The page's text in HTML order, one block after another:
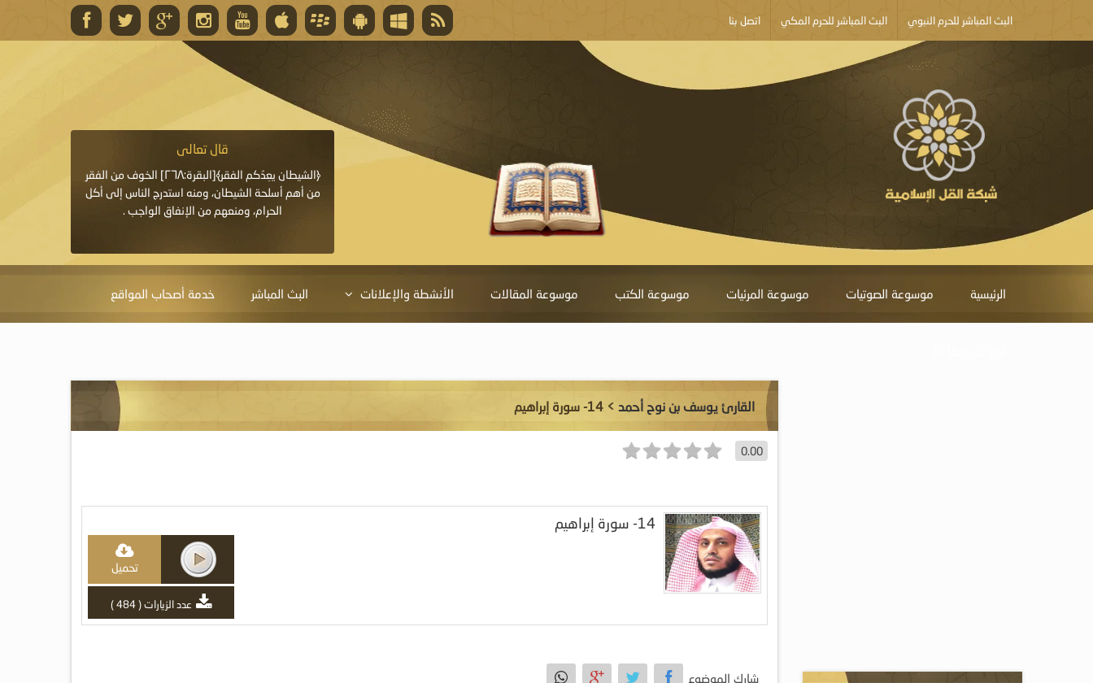
البث المباشر للحرم النبوي البث المباشر للحرم المكي اتصل بنا
قال تعالى
المغفرة لأنها أغلى جائزة، وهي مفتاح باب العطايا التي
قال تعالى
﴿الشيطان يعِدُكم الفقر﴾[البقرة:٢٦٨] الخوف من الفقر
من أهم أسلحة الشيطان، ومنه استدرج الناس إلى أكل
الحرام، ومنعهم من الإنفاق الواجب .
الرئيسية موسوعة الصوتيات موسوعة المرئيات موسوعة الكتب موسوعة المقالات الأنشطة والإعلانات البث المباشر خدمة أصحاب المواقع
القارئ يوسف بن نوح أحمد > 14- سورة إبراهيم
0.00
14- سورة إبراهيم
تحميل
عدد الزيارات ( 484 )
شارك الموضوع